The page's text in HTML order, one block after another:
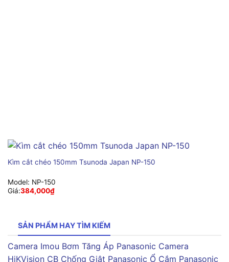
Kìm cắt chéo 150mm Tsunoda Japan NP-150
Model: NP-150
Giá:384,000₫
SẢN PHẨM HAY TÌM KIẾM
Camera Imou Bơm Tăng Áp Panasonic Camera
HiKVision CB Chống Giật Panasonic Ổ Cắm Panasonic